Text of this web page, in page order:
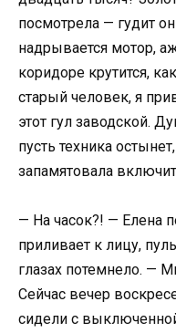
посмотрела — гудит
надрывается мотор,
коридоре крутится,
старый человек, я
этот гул заводской.
пусть техника
запамятовала
— На часок?! — Елена
приливает к лицу,
глазах потемнело. —
Сейчас вечер
сидели с